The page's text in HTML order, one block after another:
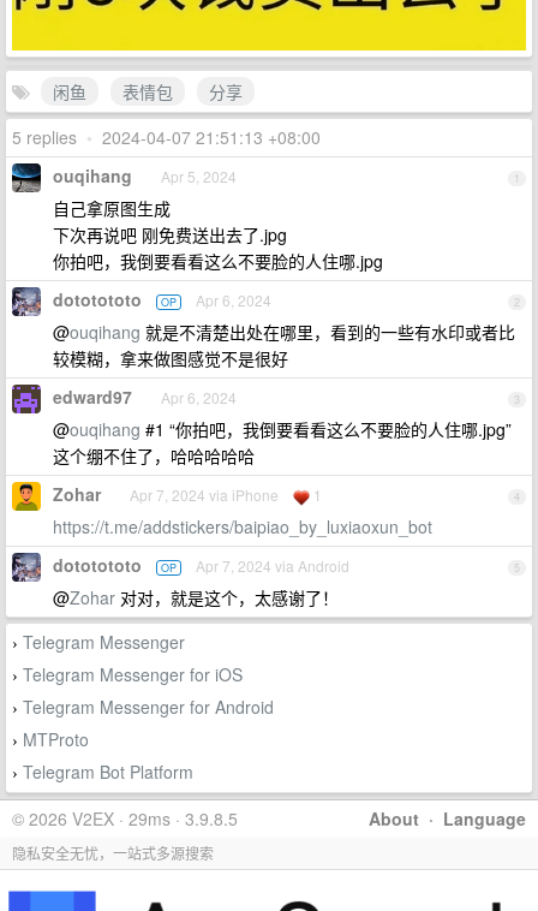
闲鱼 表情包
分享
5 replies • 2024-04-07 21:51:13 +08:00
1
ouqihang Apr 5, 2024
自己拿原图生成
下次再说吧 刚免费送出去了.jpg
你拍吧，我倒要看看这么不要脸的人住哪.jpg
2
dototototo OP Apr 6, 2024
@ouqihang 就是不清楚出处在哪里，看到的一些有水印或者比
较模糊，拿来做图感觉不是很好
3
edward97 Apr 6, 2024
@ouqihang #1 “你拍吧，我倒要看看这么不要脸的人住哪.jpg”
这个绷不住了，哈哈哈哈哈
4
Zohar Apr 7, 2024 via iPhone 1
https://t.me/addstickers/baipiao_by_luxiaoxun_bot
5
dototototo OP Apr 7, 2024 via Android
@Zohar 对对，就是这个，太感谢了！
› Telegram Messenger
› Telegram Messenger for iOS
› Telegram Messenger for Android
› MTProto
› Telegram Bot Platform
About · Language
© 2026 V2EX · 29ms · 3.9.8.5
隐私安全无忧，一站式多源搜索